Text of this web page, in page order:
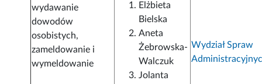
wydawanie
dowodów
osobistych,
zameldowanie i
wymeldowanie
Elżbieta
Bielska
Aneta
Żebrowska-
Walczuk
Jolanta
Wydział Spraw